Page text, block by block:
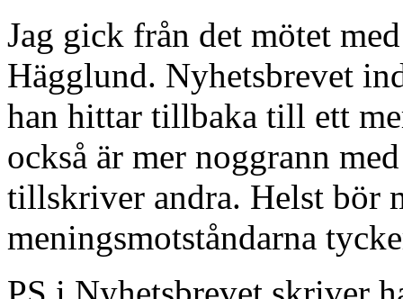
Jag gick från det mötet
Hägglund. Nyhetsbrevet
han hittar tillbaka till ett
också är mer noggrann
tillskriver andra. Helst bör
meningsmotståndarna